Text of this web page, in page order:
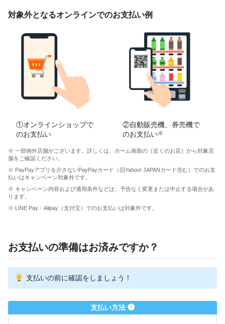
対象外となるオンラインでのお支払い例
①オンラインショップで
のお支払い
②自動販売機、券売機で
のお支払い※
※ 一部例外店舗がございます。詳しくは、ホーム画面の［近くのお店］から対象店
舗をご確認ください。
※ PayPayアプリを介さないPayPayカード（旧Yahoo! JAPANカード含む）でのお支
払いはキャンペーン対象外です。
※ キャンペーン内容および適用条件などは、予告なく変更または中止する場合があ
ります。
※ LINE Pay・Alipay（支付宝）でのお支払いは対象外です。
お支払いの準備はお済みですか？
支払いの前に確認をしましょう！
支払い方法 ❶